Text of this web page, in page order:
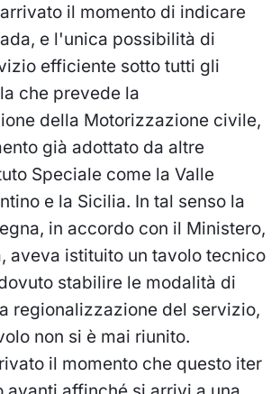
il momento di indicare
e l'unica possibilità di
efficiente sotto tutti gli
che prevede la
della Motorizzazione civile,
già adottato da altre
Speciale come la Valle
e la Sicilia. In tal senso la
in accordo con il Ministero,
aveva istituito un tavolo tecnico
stabilire le modalità di
regionalizzazione del servizio,
non si è mai riunito.
il momento che questo iter